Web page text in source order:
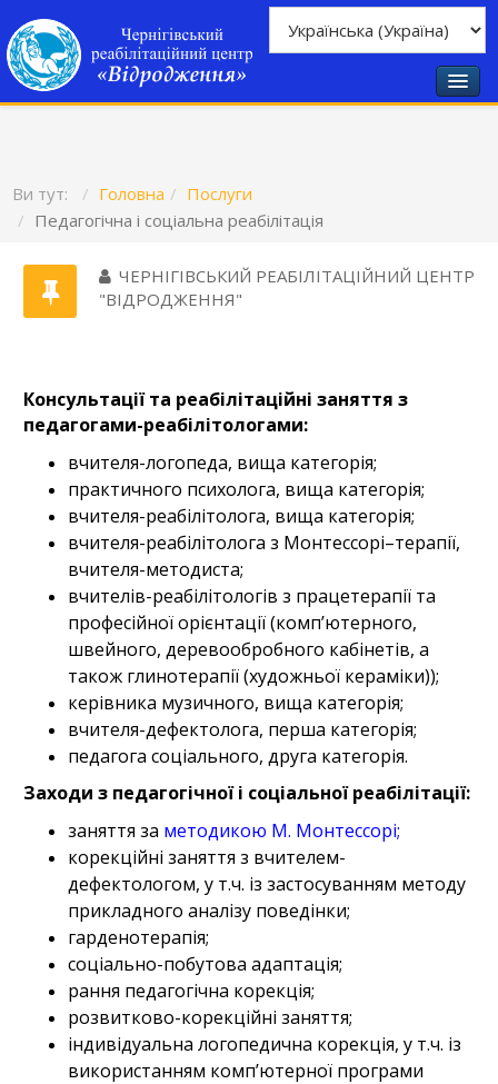
Ви тут: Головна
Послуги
Педагогічна і соціальна реабілітація
ЧЕРНІГІВСЬКИЙ РЕАБІЛІТАЦІЙНИЙ ЦЕНТР
"ВІДРОДЖЕННЯ"
Консультації та реабілітаційні заняття з
педагогами-реабілітологами:
вчителя-логопеда, вища категорія;
практичного психолога, вища категорія;
вчителя-реабілітолога, вища категорія;
вчителя-реабілітолога з Монтессорі–терапії,
вчителя-методиста;
вчителів-реабілітологів з працетерапії та
професійної орієнтації (комп’ютерного,
швейного, деревообробного кабінетів, а
також глинотерапії (художньої кераміки));
керівника музичного, вища категорія;
вчителя-дефектолога, перша категорія;
педагога соціального, друга категорія.
Заходи з педагогічної і соціальної реабілітації:
заняття за методикою М. Монтессорі;
корекційні заняття з вчителем-
дефектологом, у т.ч. із застосуванням методу
прикладного аналізу поведінки;
гарденотерапія;
соціально-побутова адаптація;
рання педагогічна корекція;
розвитково-корекційні заняття;
індивідуальна логопедична корекція, у т.ч. із
використанням комп’ютерної програми